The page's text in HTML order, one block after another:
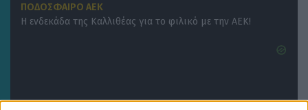
ΠΟΔΟΣΦΑΙΡΟ ΑΕΚ
Η ενδεκάδα της Καλλιθέας για το φιλικό με την ΑΕΚ!